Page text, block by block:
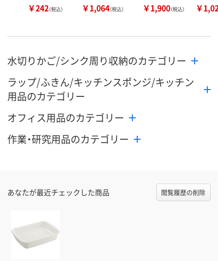
￥242（税込） ￥1,064（税込） ￥1,900（税込） ￥
水切りかご/シンク周り収納のカテゴリー
ラップ/ふきん/キッチンスポンジ/キッチン
用品のカテゴリー
オフィス用品のカテゴリー
作業・研究用品のカテゴリー
あなたが最近チェックした商品 閲覧履歴の削除